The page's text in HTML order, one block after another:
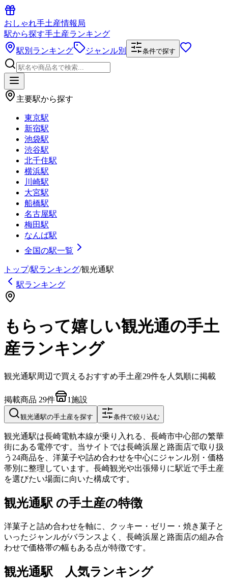
おしゃれ手土産情報局
駅から探す手土産ランキング
駅別ランキング
ジャンル別 条件で探す
主要駅から探す
東京駅
新宿駅
池袋駅
渋谷駅
北千住駅
横浜駅
川崎駅
大宮駅
船橋駅
名古屋駅
梅田駅
なんば駅
全国の駅一覧
トップ/駅ランキング/観光通駅
駅ランキング
もらって嬉しい観光通の手土
産ランキング
観光通駅周辺で買えるおすすめ手土産29件を人気順に掲載
掲載商品 29件 1施設
観光通駅の手土産を探す 条件で絞り込む
観光通駅は長崎電軌本線が乗り入れる、長崎市中心部の繁華
街にある電停です。当サイトでは長崎浜屋と路面店で取り扱
う24商品を、洋菓子や詰め合わせを中心にジャンル別・価格
帯別に整理しています。長崎観光や出張帰りに駅近で手土産
を選びたい場面に向いた構成です。
観光通駅 の手土産の特徴
洋菓子と詰め合わせを軸に、クッキー・ゼリー・焼き菓子と
いったジャンルがバランスよく、長崎浜屋と路面店の組み合
わせで価格帯の幅もある点が特徴です。
観光通駅 人気ランキング